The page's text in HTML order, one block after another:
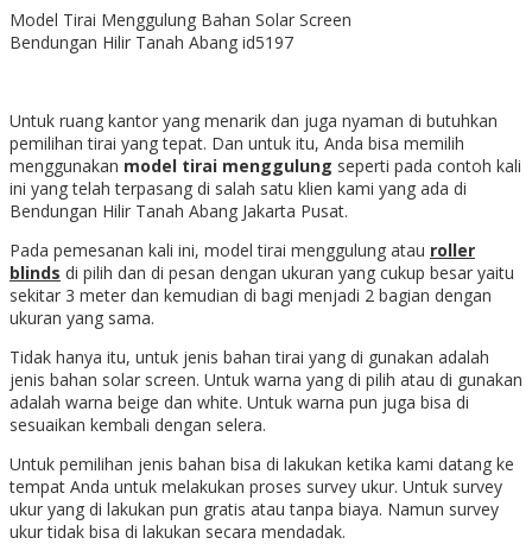
Model Tirai Menggulung Bahan Solar Screen
Bendungan Hilir Tanah Abang id5197
Untuk ruang kantor yang menarik dan juga nyaman di butuhkan
pemilihan tirai yang tepat. Dan untuk itu, Anda bisa memilih
menggunakan model tirai menggulung seperti pada contoh kali
ini yang telah terpasang di salah satu klien kami yang ada di
Bendungan Hilir Tanah Abang Jakarta Pusat.
Pada pemesanan kali ini, model tirai menggulung atau roller
blinds di pilih dan di pesan dengan ukuran yang cukup besar yaitu
sekitar 3 meter dan kemudian di bagi menjadi 2 bagian dengan
ukuran yang sama.
Tidak hanya itu, untuk jenis bahan tirai yang di gunakan adalah
jenis bahan solar screen. Untuk warna yang di pilih atau di gunakan
adalah warna beige dan white. Untuk warna pun juga bisa di
sesuaikan kembali dengan selera.
Untuk pemilihan jenis bahan bisa di lakukan ketika kami datang ke
tempat Anda untuk melakukan proses survey ukur. Untuk survey
ukur yang di lakukan pun gratis atau tanpa biaya. Namun survey
ukur tidak bisa di lakukan secara mendadak.